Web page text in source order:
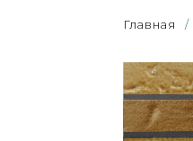
Главная /